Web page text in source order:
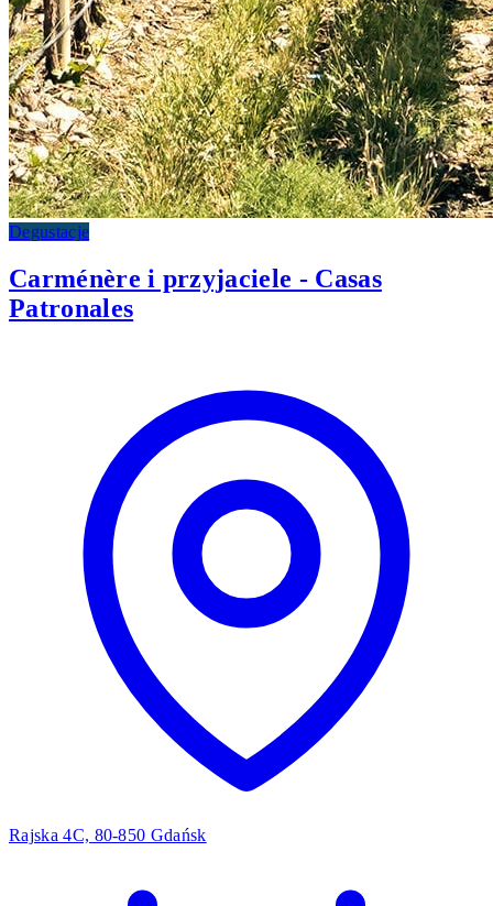
Degustacje
Carménère i przyjaciele - Casas
Patronales
Rajska 4C, 80-850 Gdańsk